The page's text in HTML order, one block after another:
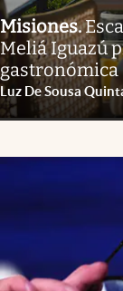
Misiones.
Meliá Iguazú
gastronómica
Luz De Sousa